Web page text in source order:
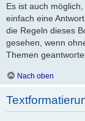
Es ist auch
einfach eine
die Regeln dieses
gesehen, wenn
Themen
Nach oben